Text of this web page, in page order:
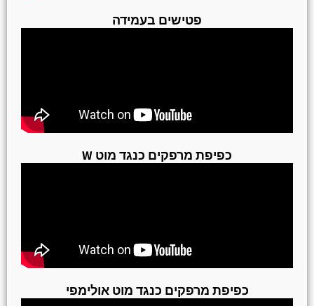
פטישים בעמידה
כפיפת מרפקים כנגד מוט W
כפיפת מרפקים כנגד מוט אולימפי